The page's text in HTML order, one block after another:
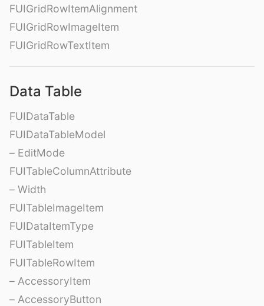
FUIGridRowItemAlignment
FUIGridRowImageItem
FUIGridRowTextItem
Data Table
FUIDataTable
FUIDataTableModel
– EditMode
FUITableColumnAttribute
– Width
FUITableImageItem
FUIDataItemType
FUITableItem
FUITableRowItem
– AccessoryItem
– AccessoryButton